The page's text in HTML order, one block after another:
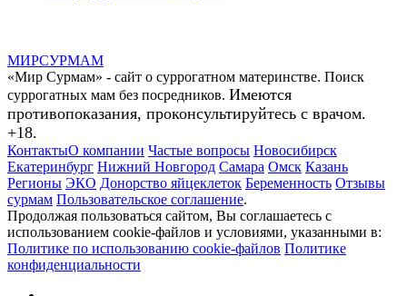
МИРСУРМАМ
«Мир Сурмам» - сайт о суррогатном материнстве. Поиск
суррогатных мам без посредников. Имеются
противопоказания, проконсультируйтесь с врачом.
+18.
КонтактыО компании Частые вопросы Новосибирск
Екатеринбург Нижний Новгород Самара Омск Казань
Регионы ЭКО Донорство яйцеклеток Беременность Отзывы
сурмам Пользовательское соглашение.
Продолжая пользоваться сайтом, Вы соглашаетесь с
использованием cookie-файлов и условиями, указанными в:
Политике по использованию cookie-файлов Политике
конфиденциальности